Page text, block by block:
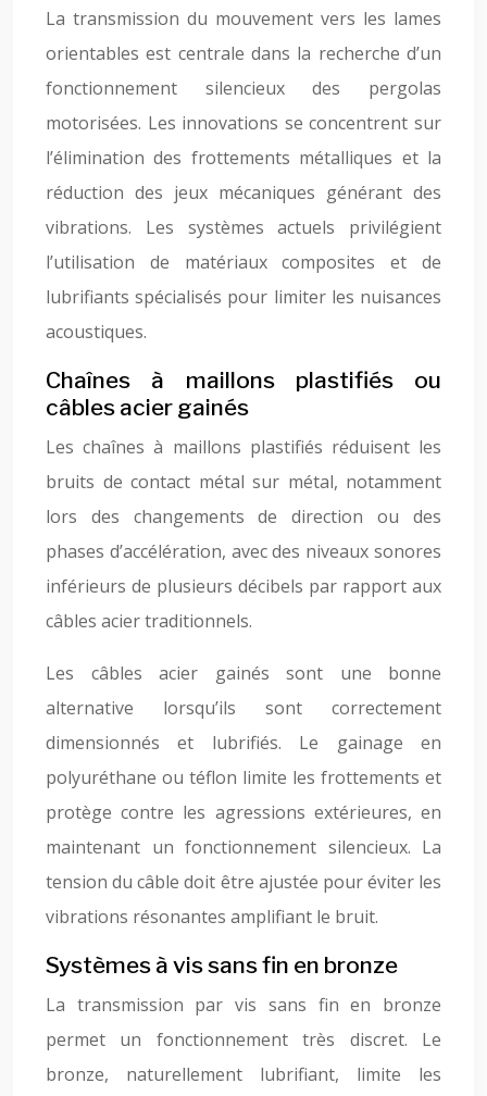
La transmission du mouvement vers les lames
orientables est centrale dans la recherche d’un
fonctionnement silencieux des pergolas
motorisées. Les innovations se concentrent sur
l’élimination des frottements métalliques et la
réduction des jeux mécaniques générant des
vibrations. Les systèmes actuels privilégient
l’utilisation de matériaux composites et de
lubrifiants spécialisés pour limiter les nuisances
acoustiques.
Chaînes à maillons plastifiés ou
câbles acier gainés
Les chaînes à maillons plastifiés réduisent les
bruits de contact métal sur métal, notamment
lors des changements de direction ou des
phases d’accélération, avec des niveaux sonores
inférieurs de plusieurs décibels par rapport aux
câbles acier traditionnels.
Les câbles acier gainés sont une bonne
alternative lorsqu’ils sont correctement
dimensionnés et lubrifiés. Le gainage en
polyuréthane ou téflon limite les frottements et
protège contre les agressions extérieures, en
maintenant un fonctionnement silencieux. La
tension du câble doit être ajustée pour éviter les
vibrations résonantes amplifiant le bruit.
Systèmes à vis sans fin en bronze
La transmission par vis sans fin en bronze
permet un fonctionnement très discret. Le
bronze, naturellement lubrifiant, limite les